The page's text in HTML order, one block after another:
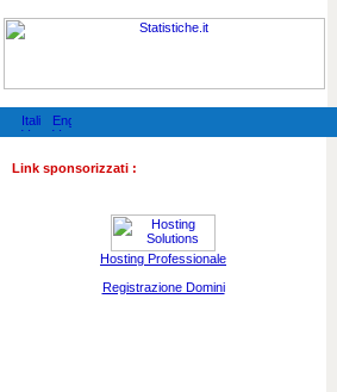
Link sponsorizzati :
Hosting Professionale
Registrazione Domini